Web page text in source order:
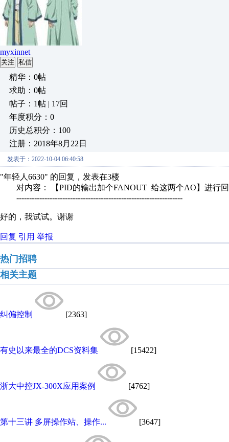
myxinnet
关注 私信
精华：0帖
求助：0帖
帖子：1帖 | 17回
年度积分：0
历史总积分：100
注册：2018年8月22日
发表于：2022-10-04 06:40:58
"年轻人6630" 的回复，发表在3楼
对内容： 【PID的输出加个FANOUT 给这两个AO】进行
-----------------------------------------------------------------
好的，我试试。谢谢
回复 引用 举报
热门招聘
相关主题
纠偏控制 [2363]
有史以来最全的DCS资料集 [15422]
浙大中控JX-300X应用案例 [4762]
第十三讲 多屏操作站、操作... [3647]